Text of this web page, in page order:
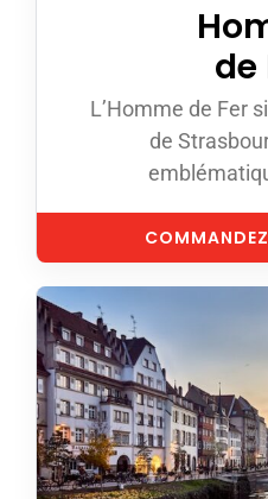
de
L’Homme de Fer
de